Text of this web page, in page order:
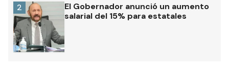
El Gobernador anunció un aumento
salarial del 15% para estatales
2